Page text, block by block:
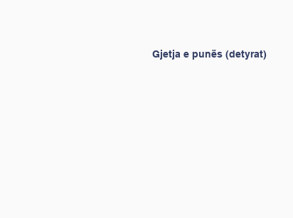
Gjetja e punës (detyrat)